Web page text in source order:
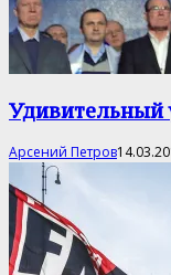
Удивительный
Арсений Петров